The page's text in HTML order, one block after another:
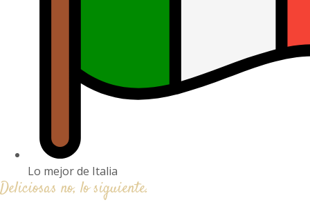
Lo mejor de Italia
Deliciosas no, lo siguiente.